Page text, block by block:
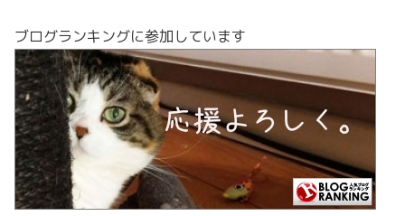
ブログランキングに参加しています